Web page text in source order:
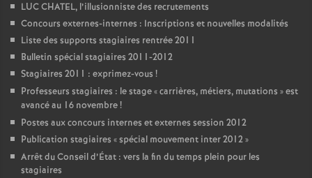
LUC CHATEL, l’illusionniste des recrutements
Concours externes-internes : Inscriptions et nouvelles modalités
Liste des supports stagiaires rentrée 2011
Bulletin spécial stagiaires 2011-2012
Stagiaires 2011 : exprimez-vous !
Professeurs stagiaires : le stage «carrières, métiers, mutations » est
avancé au 16 novembre!
Postes aux concours internes et externes session 2012
Publication stagiaires «spécial mouvement inter 2012»
Arrêt du Conseil d’État : vers la fin du temps plein pour les
stagiaires